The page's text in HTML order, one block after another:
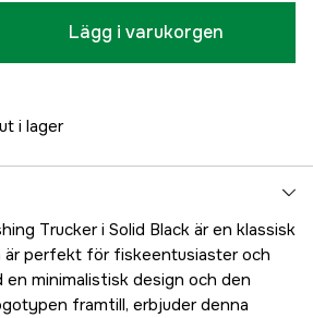
Lägg i varukorgen
i lager
Trucker i Solid Black är en klassisk
är perfekt för fiskeentusiaster och
en minimalistisk design och den
framtill, erbjuder denna